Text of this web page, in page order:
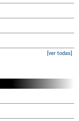
[ver todas]